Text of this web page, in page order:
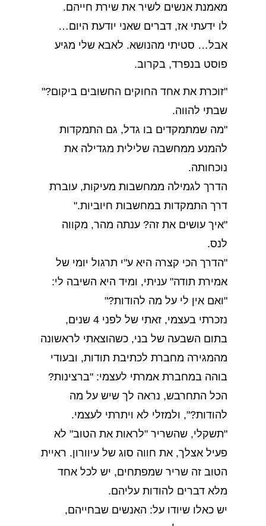
מאמנת אנשים לשיר את שירת חייהם.
לו ידעתי אז, דברים שאני יודעת היום…
אבל… סטיתי מהנושא. לאבא שלי מגיע
פוסט בנפרד, בקרוב.
"זוכרת את אחד החוקים החשובים ביקום?"
שבתי להווה.
"מה שמתמקדים בו גדל, גם התמקדות
להמנע ממחשבה שלילית מגדילה את
נוכחותה.
הדרך לגמילה ממחשבות מעיקות, עוברת
דרך התמקדות במחשבות חיוביות."
"איך עושים את זה? ענתה מהר, מקווה
לנס.
"הדרך הכי קצרה היא ע"י תרגול יומי של
אמירת תודה" עניתי, ומיד היא השיבה לי:
"ואם אין לי על מה להודות?"
נזכרתי בעצמי, זאתי של לפני 4 שנים,
בתום השבעה של בני, כשהוצאתי לראשונה
מהמגירה מחברת לכתיבת תודות, ובעודי
בוהה במחברת אמרתי לעצמי: "ברצינות?
הכל התחרבש, נראה לך שיש על מה
להודות?", ולמזלי לא ויתרתי לעצמי.
"תשקלי, שהשריר "לראות את הטוב" לא
פעיל אצלך, את חווה סוג של עיוורון. ראיית
הטוב זה שריר שמפתחים, יש לכל אחד
מלא דברים להודות עליהם.
יש כאלו שיודו על: האנשים שבחייהם,